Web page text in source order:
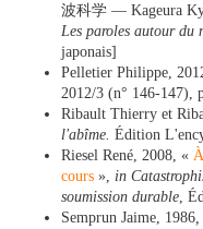
波科学 — Kageura
Les paroles autour du
japonais]
Pelletier Philippe,
2012/3 (n° 146-147),
Ribault Thierry et
l'abîme. Édition
Riesel René, 2008, «
cours », in
soumission durable,
Semprun Jaime, 1986,